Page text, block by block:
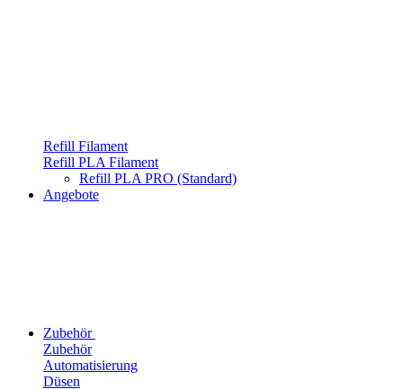
Refill Filament
Refill PLA Filament
Refill PLA PRO (Standard)
Angebote
Zubehör
Zubehör
Automatisierung
Düsen